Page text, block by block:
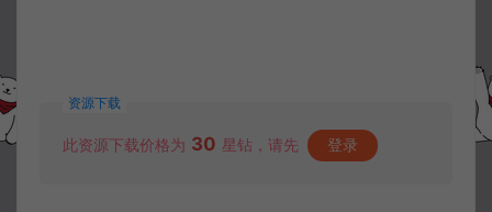
资源下载
此资源下载价格为 30 星钻，请先 登录